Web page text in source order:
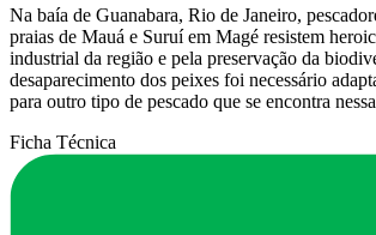
Na baía de Guanabara, Rio de Janeiro,
praias de Mauá e Suruí em Magé resistem
industrial da região e pela preservação da
desaparecimento dos peixes foi necessário
para outro tipo de pescado que se encontra
Ficha Técnica